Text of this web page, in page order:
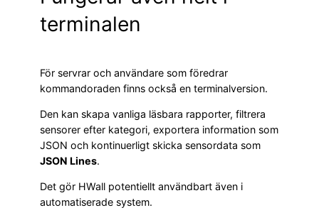
terminalen
För servrar och användare som föredrar
kommandoraden finns också en terminalversion.
Den kan skapa vanliga läsbara rapporter, filtrera
sensorer efter kategori, exportera information som
JSON och kontinuerligt skicka sensordata som
JSON Lines.
Det gör HWall potentiellt användbart även i
automatiserade system.